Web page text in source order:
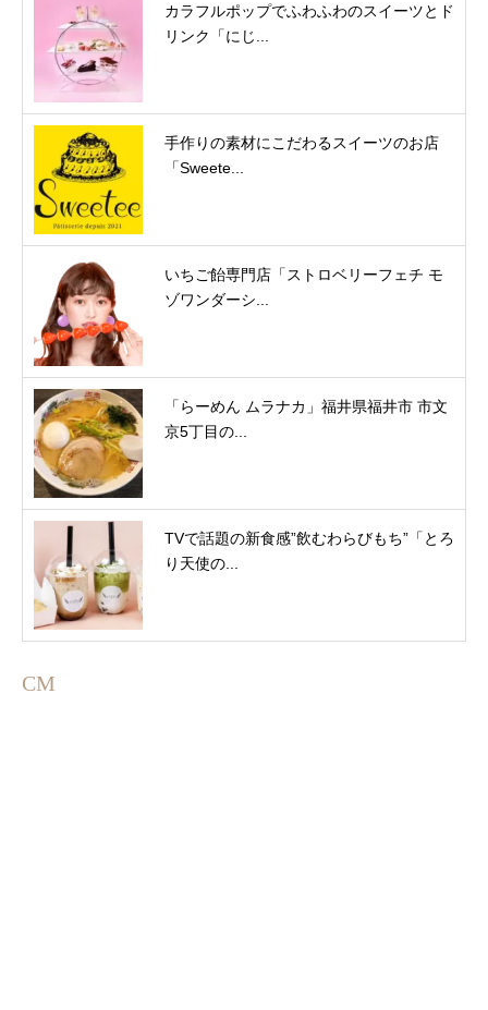
カラフルポップでふわふわのスイーツとド
リンク「にじ...
手作りの素材にこだわるスイーツのお店
「Sweete...
いちご飴専門店「ストロベリーフェチ モ
ゾワンダーシ...
「らーめん ムラナカ」福井県福井市 市文
京5丁目の...
TVで話題の新食感”飲むわらびもち”「とろ
り天使の...
CM